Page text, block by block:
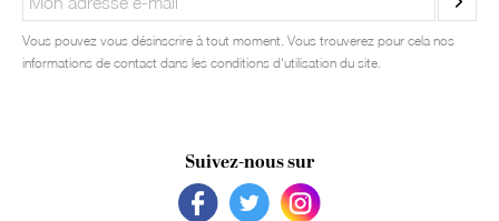
Vous pouvez vous désinscrire à tout moment. Vous trouverez pour cela nos
informations de contact dans les conditions d'utilisation du site.
Suivez-nous sur